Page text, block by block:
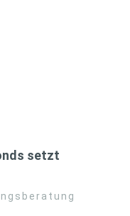
setzt